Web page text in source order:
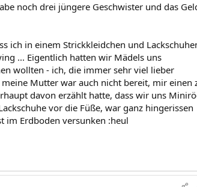
noch drei jüngere Geschwister und das
ich in einem Strickkleidchen und
... Eigentlich hatten wir Mädels uns
wollten - ich, die immer sehr viel lieber
Mutter war auch nicht bereit, mir einen
davon erzählt hatte, dass wir uns
vor die Füße, war ganz hingerissen
im Erdboden versunken :heul